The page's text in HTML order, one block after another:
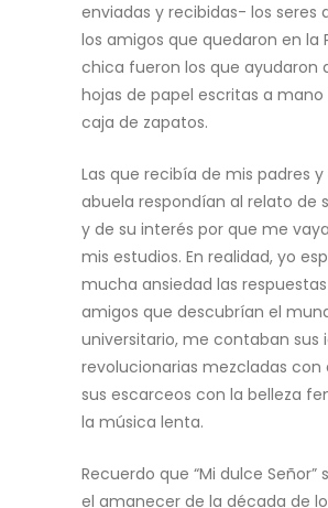
enviadas y recibidas- los seres
los amigos que quedaron en la
chica fueron los que ayudaron
hojas de papel escritas a mano
caja de zapatos.
Las que recibía de mis padres
abuela respondían al relato de
y de su interés por que me
mis estudios. En realidad, yo
mucha ansiedad las
amigos que descubrían el
universitario, me contaban sus
revolucionarias mezcladas con
sus escarceos con la belleza
la música lenta.
Recuerdo que “Mi dulce Señor”
el amanecer de la década de